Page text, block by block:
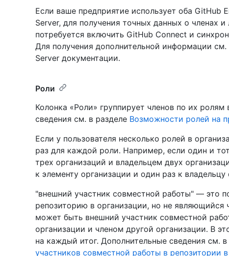
Если ваше предприятие использует оба GitHub
Server, для получения точных данных о членах
потребуется включить GitHub Connect и
Для получения дополнительной информации см.
Server документации.
Роли
Колонка «Роли» группирует членов по их
сведения см. в разделе Возможности ролей на
Если у пользователя несколько ролей в
раз для каждой роли. Например, если один и
трех организаций и владельцем двух
к элементу организации и один раз к владельцу
"внешний участник совместной работы" — это
репозиторию в организации, но не являющийся
может быть внешний участник совместной
организации и членом другой организации. В
на каждый итог. Дополнительные сведения см. в
участников совместной работы в репозитории